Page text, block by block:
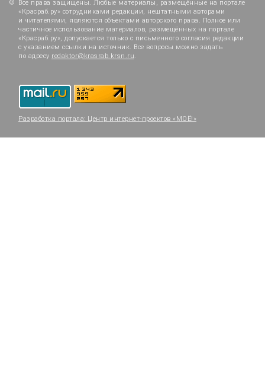
Все права защищены. Любые материалы, размещённые на портале
«Красраб.ру» сотрудниками редакции, нештатными авторами
и читателями, являются объектами авторского права. Полное или
частичное использование материалов, размещённых на портале
«Красраб.ру», допускается только с письменного согласия редакции
с указанием ссылки на источник. Все вопросы можно задать
по адресу redaktor@krasrab.krsn.ru.
Разработка портала: Центр интернет-проектов «МОЁ!»